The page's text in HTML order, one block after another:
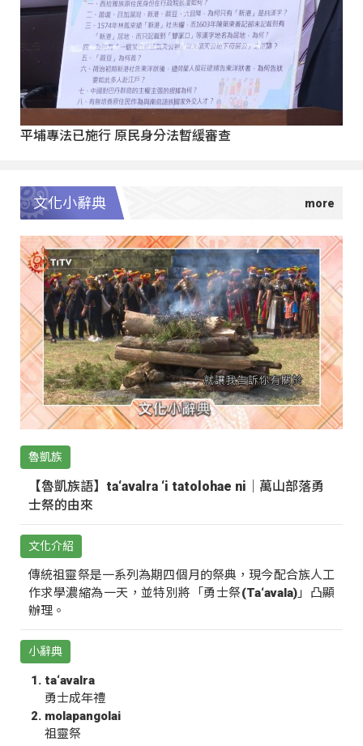
平埔專法已施行 原民身分法暫緩審查
文化小辭典
魯凱族
【魯凱族語】ta‘avalra ‘i tatolohae ni｜萬山部落勇
士祭的由來
文化介紹
傳統祖靈祭是一系列為期四個月的祭典，現今配合族人工
作求學濃縮為一天，並特別將「勇士祭(Ta‘avala)」凸顯
辦理。
小辭典
ta‘avalra
勇士成年禮
molapangolai
祖靈祭